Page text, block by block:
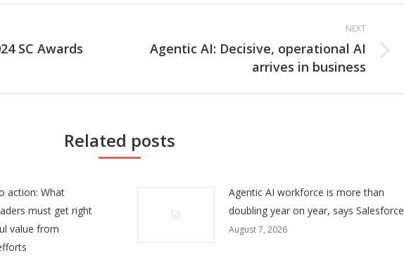
SC Awards
NEXT
NextAgentic AI: Decisive, operational AI
arrives in business
Related posts
action: What
must get right
value from
Agentic AI workforce is more than
doubling year on year, says Salesforce
August 7, 2026